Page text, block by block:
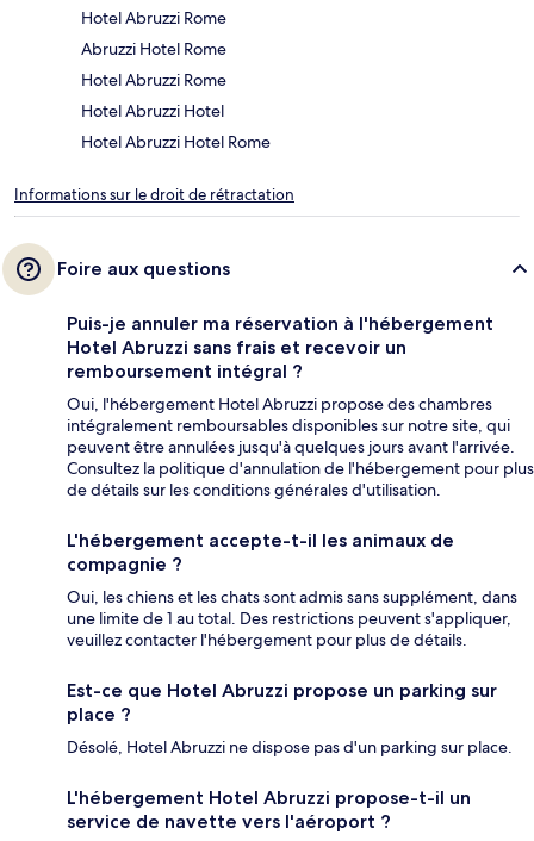
Hotel Abruzzi Rome
Abruzzi Hotel Rome
Hotel Abruzzi Rome
Hotel Abruzzi Hotel
Hotel Abruzzi Hotel Rome
Informations sur le droit de rétractation
Foire aux questions
Puis-je annuler ma réservation à l'hébergement
Hotel Abruzzi sans frais et recevoir un
remboursement intégral ?
Oui, l'hébergement Hotel Abruzzi propose des chambres
intégralement remboursables disponibles sur notre site, qui
peuvent être annulées jusqu'à quelques jours avant l'arrivée.
Consultez la politique d'annulation de l'hébergement pour plus
de détails sur les conditions générales d'utilisation.
L'hébergement accepte-t-il les animaux de
compagnie ?
Oui, les chiens et les chats sont admis sans supplément, dans
une limite de 1 au total. Des restrictions peuvent s'appliquer,
veuillez contacter l'hébergement pour plus de détails.
Est-ce que Hotel Abruzzi propose un parking sur
place ?
Désolé, Hotel Abruzzi ne dispose pas d'un parking sur place.
L'hébergement Hotel Abruzzi propose-t-il un
service de navette vers l'aéroport ?